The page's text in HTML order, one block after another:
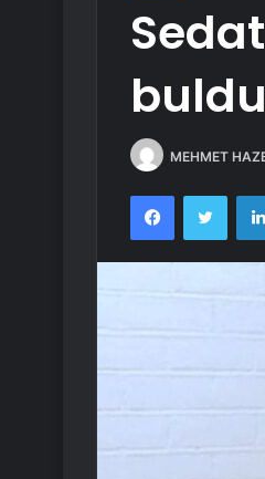
buldu
MEHMET
Facebook